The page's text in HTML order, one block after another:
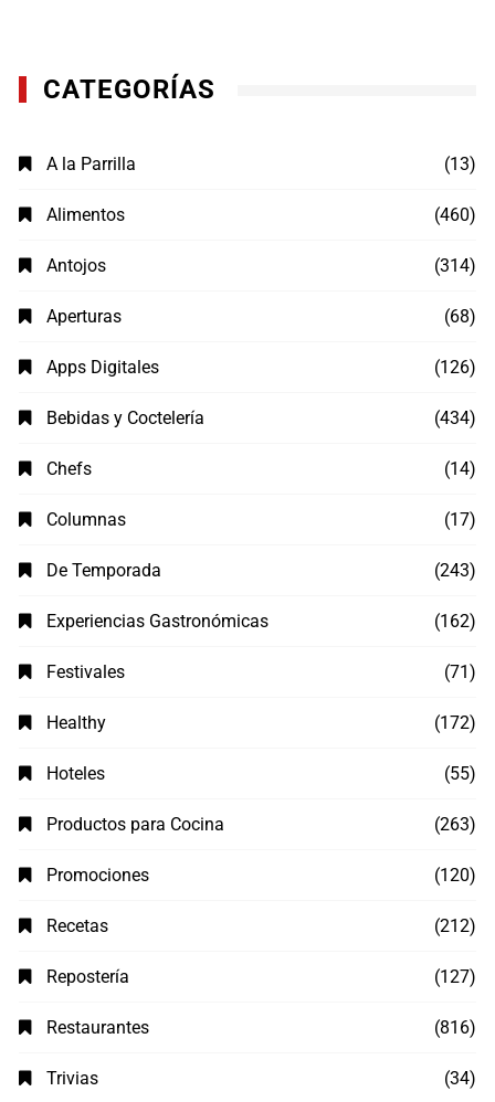
CATEGORÍAS
A la Parrilla (13)
Alimentos (460)
Antojos (314)
Aperturas (68)
Apps Digitales (126)
Bebidas y Coctelería (434)
Chefs (14)
Columnas (17)
De Temporada (243)
Experiencias Gastronómicas (162)
Festivales (71)
Healthy (172)
Hoteles (55)
Productos para Cocina (263)
Promociones (120)
Recetas (212)
Repostería (127)
Restaurantes (816)
Trivias (34)